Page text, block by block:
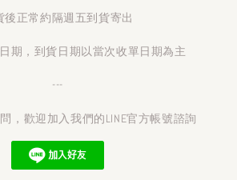
後正常約隔週五到貨寄出
期，到貨日期以當次收單日期為主
---
，歡迎加入我們的LINE官方帳號諮詢